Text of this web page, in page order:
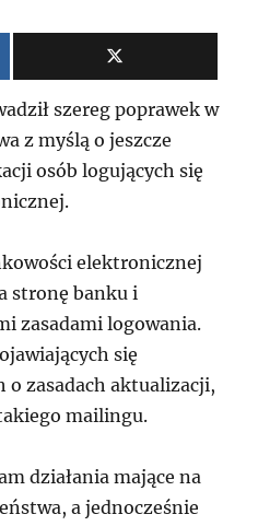
szereg poprawek w
z myślą o jeszcze
osób logujących się
elektronicznej
stronę banku i
zasadami logowania.
się
o zasadach aktualizacji,
mailingu.
działania mające na
a jednocześnie